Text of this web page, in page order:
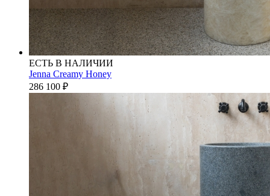
ЕСТЬ В НАЛИЧИИ
Jenna Creamy Honey
286 100 ₽